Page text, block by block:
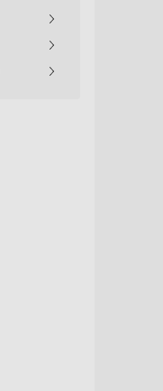
Event + Messe
Dienstleister +